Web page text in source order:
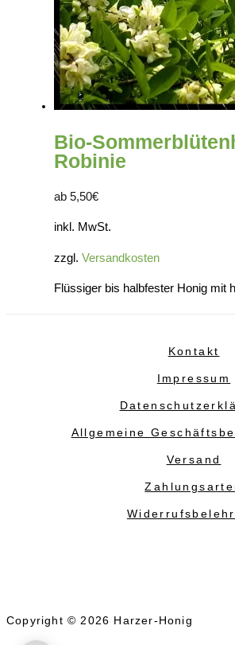
Bio-
Robinie
ab 5,50€
inkl. MwSt.
zzgl. Versandkosten
Flüssiger bis halbfester Honig mit
Kontakt
Impressum
Allgemeine
Versand
Copyright © 2026 Harzer-Honig